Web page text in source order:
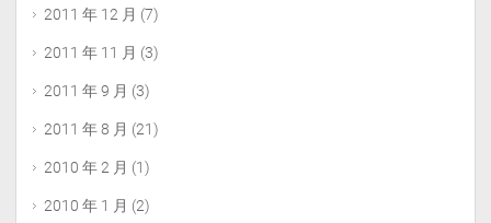
2011 年 12 月 (7)
2011 年 11 月 (3)
2011 年 9 月 (3)
2011 年 8 月 (21)
2010 年 2 月 (1)
2010 年 1 月 (2)